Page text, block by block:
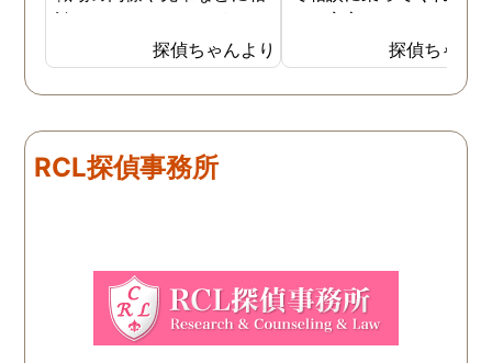
談していました。 そういっ
た相談の回答の一つに調査
を依頼することを勧めら
れ、私は一度相談してみま
に見積もりをもらったとこ
ろ、それほど財布への負担
複雑ですが感謝していま
探偵ちゃんより
め、安心しました。同じ
うな被害に遭う可能性も
慮し、引越しましたので
もう大丈夫かと思います
探偵ちゃん
RCL探偵事務所